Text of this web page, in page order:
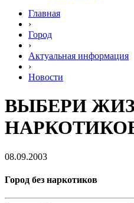
Главная
›
Город
›
Актуальная информация
›
Новости
ВЫБЕРИ
08.09.2003
Город без наркотиков